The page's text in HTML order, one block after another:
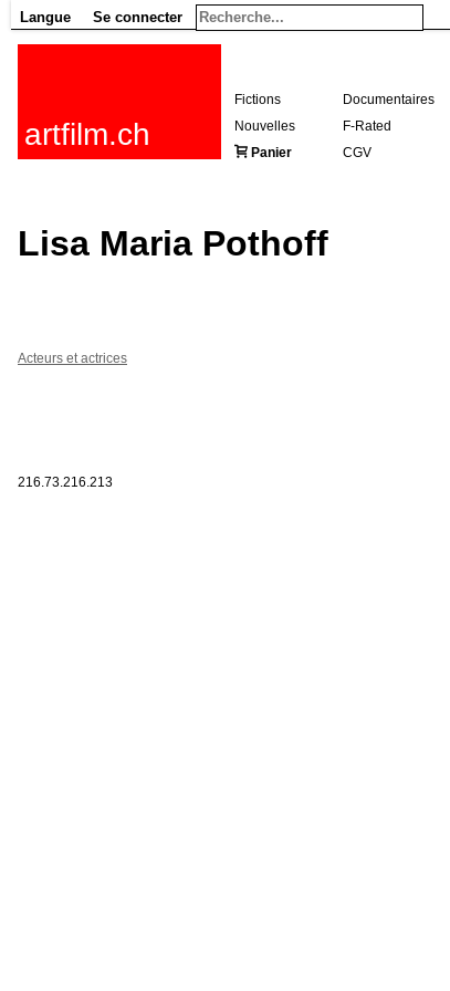
Langue Se connecter
artfilm.ch
Fictions Documentaires
Nouvelles
F-Rated
Panier
CGV
Lisa Maria Pothoff
Acteurs et actrices
216.73.216.213